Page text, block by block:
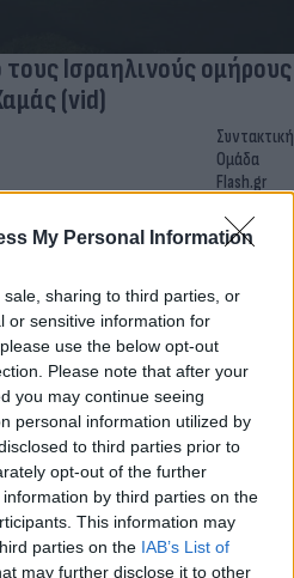
My Personal Information
sharing to third parties, or
or sensitive information for
use the below opt-out
Please note that after your
you may continue seeing
personal information utilized by
to third parties prior to
opt-out of the further
by third parties on the
This information may
parties on the IAB’s List of
may further disclose it to other
Ισραηλινούς ομήρους
(vid)
Συντακτική
Ομάδα
Flash.gr